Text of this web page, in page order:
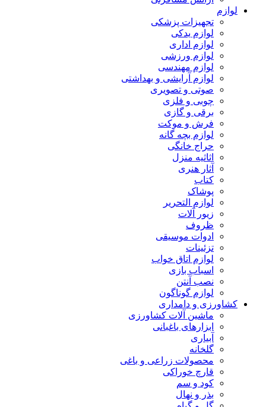
لوازم
تجهیزات پزشکی
لوازم یدکی
لوازم اداری
لوازم ورزشی
لوازم مهندسی
لوازم آرایشی و بهداشتی
صوتی و تصویری
چوبی و فلزی
برقی و گازی
فرش و موکت
لوازم بچه گانه
حراج خانگی
اثاثیه منزل
آثار هنری
کتاب
پوشاک
لوازم التحریر
زیور آلات
ظروف
ادوات موسیقی
تزئینات
لوازم اتاق خواب
اسباب بازی
نصب آنتن
لوازم گوناگون
کشاورزی و دامداری
ماشین آلات کشاورزی
ابزارهای باغبانی
آبیاری
گلخانه
محصولات زراعی و باغی
قارچ خوراکی
کود و سم
بذر و نهال